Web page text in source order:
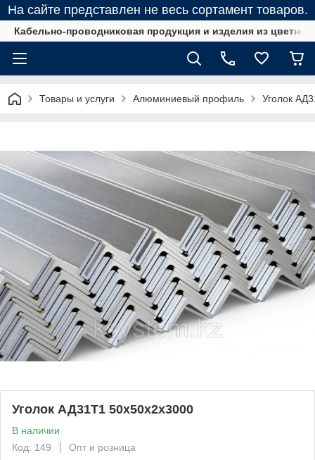
На сайте представлен не весь сортамент товаров.
Кабельно-проводниковая продукция и изделия из
Товары и услуги Алюминиевый профиль Уголок
Уголок АД31Т1 50х50x2х3000
В наличии
Код: 149
Опт и розница